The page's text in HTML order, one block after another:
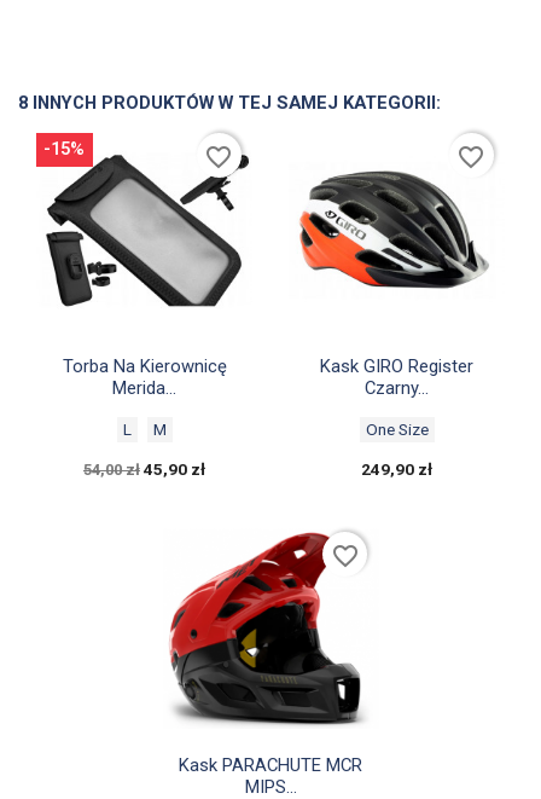
8 INNYCH PRODUKTÓW W TEJ SAMEJ KATEGORII:
Szybki podgląd
Torba Na Kierownicę
Merida...
L M
54,00 zł 45,90 zł
-15% favorite_border
Szybki podgląd
Kask GIRO Register
Czarny...
One Size
249,90 zł
favorite_border
Szybki podgląd
Kask PARACHUTE MCR
MIPS...
favorite_border